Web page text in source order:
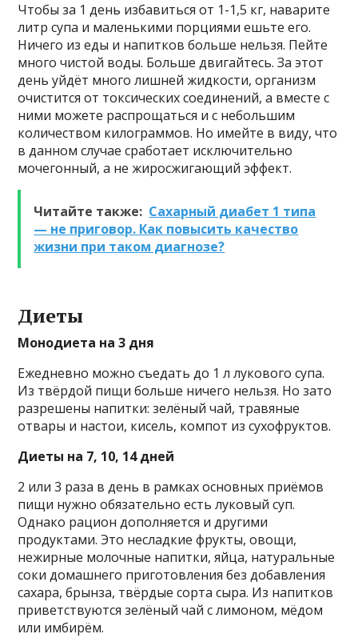
Чтобы за 1 день избавиться от 1-1,5 кг, наварите
литр супа и маленькими порциями ешьте его.
Ничего из еды и напитков больше нельзя. Пейте
много чистой воды. Больше двигайтесь. За этот
день уйдёт много лишней жидкости, организм
очистится от токсических соединений, а вместе с
ними можете распрощаться и с небольшим
количеством килограммов. Но имейте в виду, что
в данном случае сработает исключительно
мочегонный, а не жиросжигающий эффект.
Читайте также: Сахарный диабет 1 типа
— не приговор. Как повысить качество
жизни при таком диагнозе?
Диеты
Монодиета на 3 дня
Ежедневно можно съедать до 1 л лукового супа.
Из твёрдой пищи больше ничего нельзя. Но зато
разрешены напитки: зелёный чай, травяные
отвары и настои, кисель, компот из сухофруктов.
Диеты на 7, 10, 14 дней
2 или 3 раза в день в рамках основных приёмов
пищи нужно обязательно есть луковый суп.
Однако рацион дополняется и другими
продуктами. Это несладкие фрукты, овощи,
нежирные молочные напитки, яйца, натуральные
соки домашнего приготовления без добавления
сахара, брынза, твёрдые сорта сыра. Из напитков
приветствуются зелёный чай с лимоном, мёдом
или имбирём.